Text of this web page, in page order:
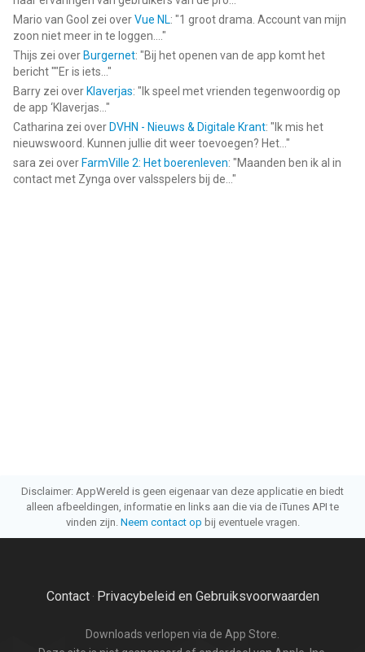
Mario van Gool zei overVue NL: "1 groot drama. Account van mijn
zoon niet meer in te loggen.... "
Thijs zei over Burgernet: "Bij het openen van de app komt het
bericht ""Er is iets... "
Barry zei over Klaverjas: " Ik speel met vrienden tegenwoordig op
de app ‘Klaverjas... "
Catharina zei over DVHN - Nieuws & Digitale Krant: " Ik mis het
nieuwswoord. Kunnen jullie dit weer toevoegen? Het... "
sara zei over FarmVille 2: Het boerenleven: "Maanden ben ik al in
contact met Zynga over valsspelers bij de... "
Disclaimer: AppWereld is geen eigenaar van deze applicatie en biedt
alleen afbeeldingen, informatie en links aan die via de iTunes API te
vinden zijn. Neem contact op bij eventuele vragen.
Contact· Privacybeleid en Gebruiksvoorwaarden
Downloads verlopen via de App Store.